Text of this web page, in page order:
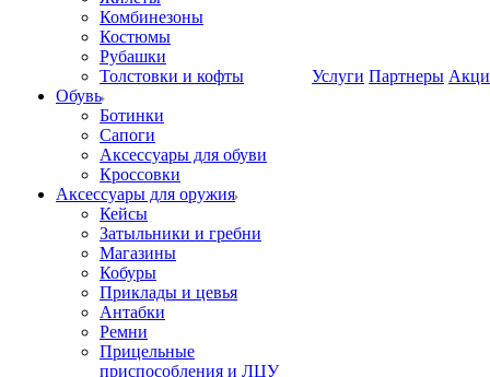
Комбинезоны
Костюмы
Рубашки
Толстовки и кофты
Обувь
Ботинки
Сапоги
Аксессуары для обуви
Кроссовки
Аксессуары для оружия
Кейсы
Затыльники и гребни
Магазины
Кобуры
Приклады и цевья
Антабки
Ремни
Прицельные
приспособления и ЛЦУ
Услуги Партнеры